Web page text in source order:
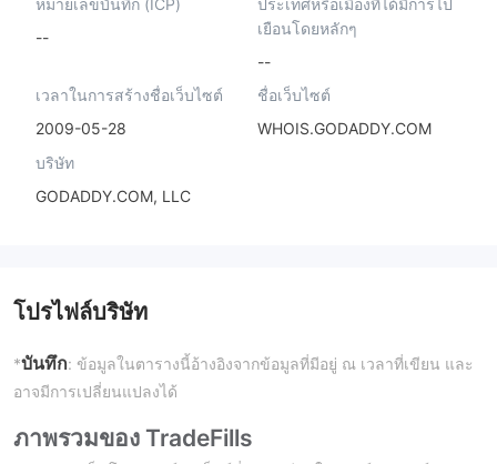
--
เยือนโดยหลักๆ
--
เวลาในการสร้างชื่อเว็บไซต์
2009-05-28
ชื่อเว็บไซต์
WHOIS.GODADDY.COM
บริษัท
GODADDY.COM, LLC
โปรไฟล์บริษัท
*บันทึก: ข้อมูลในตารางนี้อ้างอิงจากข้อมูลที่มีอยู่ ณ เวลาที่เขียน และ
อาจมีการเปลี่ยนแปลงได้
ภาพรวมของ TradeFills